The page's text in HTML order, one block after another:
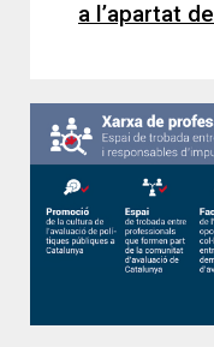
a l’apartat de